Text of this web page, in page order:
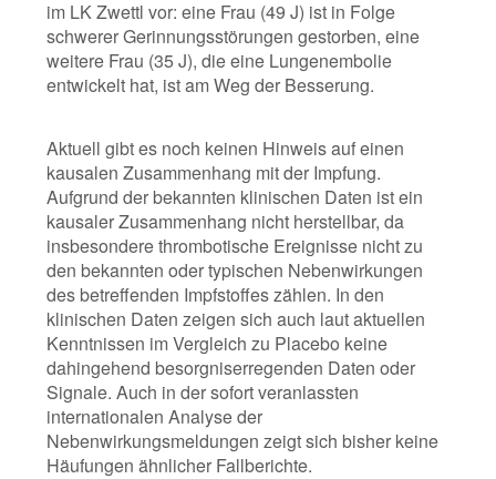
im LK Zwettl vor: eine Frau (49 J) ist in Folge
schwerer Gerinnungsstörungen gestorben, eine
weitere Frau (35 J), die eine Lungenembolie
entwickelt hat, ist am Weg der Besserung.
Aktuell gibt es noch keinen Hinweis auf einen
kausalen Zusammenhang mit der Impfung.
Aufgrund der bekannten klinischen Daten ist ein
kausaler Zusammenhang nicht herstellbar, da
insbesondere thrombotische Ereignisse nicht zu
den bekannten oder typischen Nebenwirkungen
des betreffenden Impfstoffes zählen. In den
klinischen Daten zeigen sich auch laut aktuellen
Kenntnissen im Vergleich zu Placebo keine
dahingehend besorgniserregenden Daten oder
Signale. Auch in der sofort veranlassten
internationalen Analyse der
Nebenwirkungsmeldungen zeigt sich bisher keine
Häufungen ähnlicher Fallberichte.